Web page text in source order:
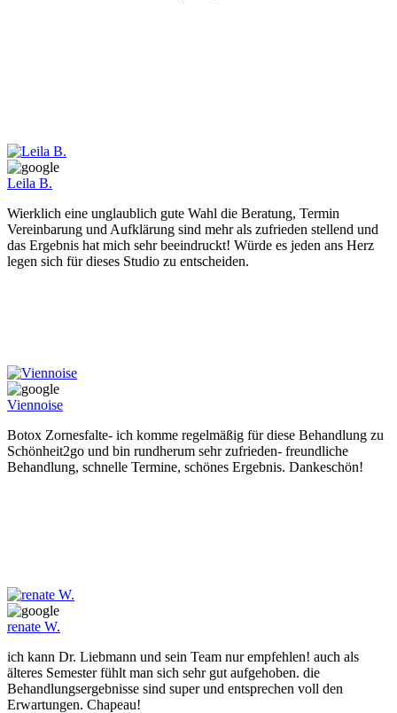
Leila B.
Wierklich eine unglaublich gute Wahl die Beratung, Termin
Vereinbarung und Aufklärung sind mehr als zufrieden stellend und
das Ergebnis hat mich sehr beeindruckt! Würde es jeden ans Herz
legen sich für dieses Studio zu entscheiden.
Viennoise
Botox Zornesfalte- ich komme regelmäßig für diese Behandlung zu
Schönheit2go und bin rundherum sehr zufrieden- freundliche
Behandlung, schnelle Termine, schönes Ergebnis. Dankeschön!
renate W.
ich kann Dr. Liebmann und sein Team nur empfehlen! auch als
älteres Semester fühlt man sich sehr gut aufgehoben. die
Behandlungsergebnisse sind super und entsprechen voll den
Erwartungen. Chapeau!